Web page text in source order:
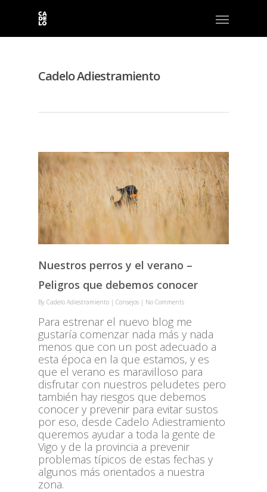
Cadelo Adiestramiento
Nuestros perros y el verano –
Peligros que debemos conocer
By Cadelo Adiestramiento | Consejos | No Comments
Para estrenar el nuevo blog me
gustaría comenzar nada más y nada
menos que con un post adecuado a
esta época en la que estamos, y es
que el verano es maravilloso para
disfrutar con nuestros peludetes pero
también hay riesgos que debemos
conocer y prevenir para evitar sustos
por eso, desde Cadelo Adiestramiento
queremos ayudar a toda la gente de
Vigo y de la provincia a prevenir
problemas típicos de estas fechas y
algunos más orientados a nuestra
zona.